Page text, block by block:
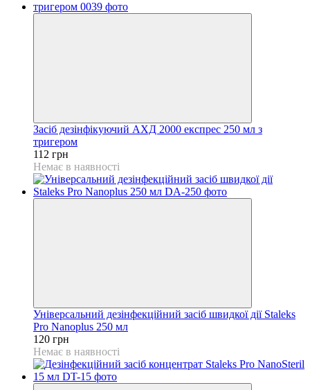
Засіб дезінфікуючий АХД 2000 експрес 250 мл з
тригером
112 грн
Немає в наявності
Універсальний дезінфекційний засіб швидкої дії Staleks
Pro Nanoplus 250 мл
120 грн
Немає в наявності